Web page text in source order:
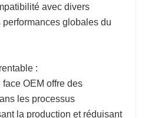
avec divers
globales du
:
OEM offre des
les processus
la production et réduisant